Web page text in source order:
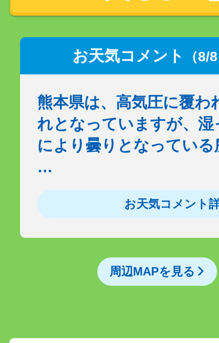
お天気コメント （8/
熊本県は、高気圧に覆わ
れとなっていますが、湿
により曇りとなってい
…
お天気コメント
周辺MAPを見る